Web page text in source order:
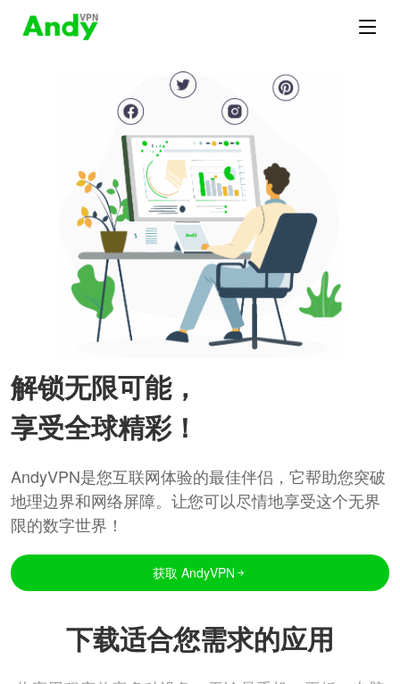
解锁无限可能，
享受全球精彩！
AndyVPN是您互联网体验的最佳伴侣，它帮助您突破
地理边界和网络屏障。让您可以尽情地享受这个无界
限的数字世界！
获取 AndyVPN
下载适合您需求的应用